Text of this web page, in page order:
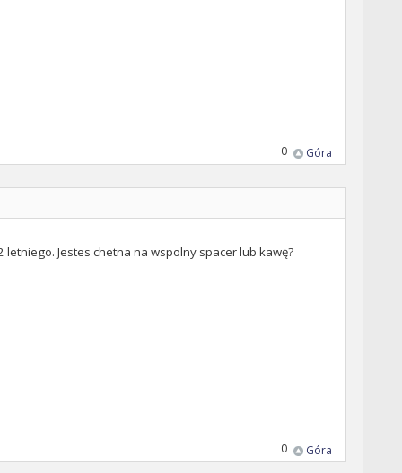
Góra
0
Jestes chetna na wspolny spacer lub kawę?
Góra
0